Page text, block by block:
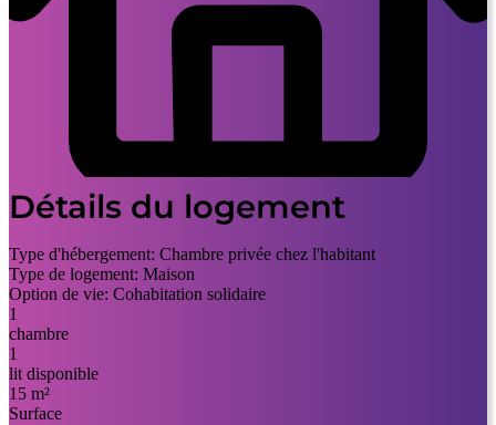
Détails du logement
Type d'hébergement: Chambre privée chez l'habitant
Type de logement: Maison
Option de vie: Cohabitation solidaire
1
chambre
1
lit disponible
15 m²
Surface